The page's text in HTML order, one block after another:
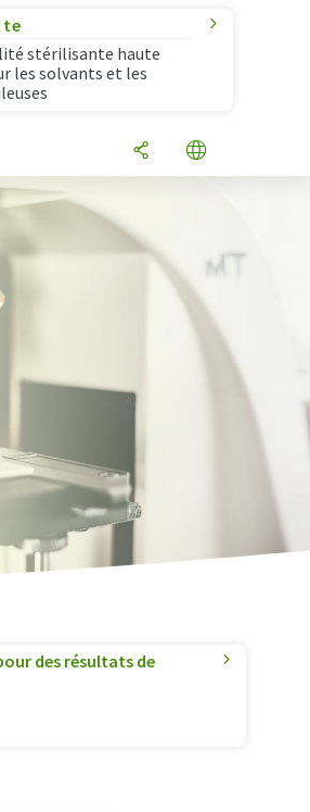
stérilisante haute
les solvants et les
des résultats de